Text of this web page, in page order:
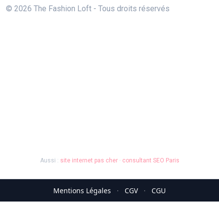
© 2026 The Fashion Loft - Tous droits réservés
Aussi : site internet pas cher· consultant SEO Paris
Mentions Légales · CGV ·
CGU